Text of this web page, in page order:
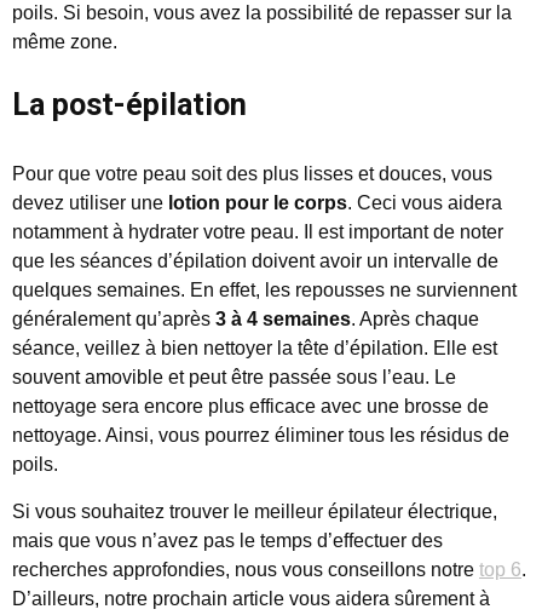
poils. Si besoin, vous avez la possibilité de repasser sur la
même zone.
La post-épilation
Pour que votre peau soit des plus lisses et douces, vous
devez utiliser une lotion pour le corps. Ceci vous aidera
notamment à hydrater votre peau. Il est important de noter
que les séances d’épilation doivent avoir un intervalle de
quelques semaines. En effet, les repousses ne surviennent
généralement qu’après 3 à 4 semaines. Après chaque
séance, veillez à bien nettoyer la tête d’épilation. Elle est
souvent amovible et peut être passée sous l’eau. Le
nettoyage sera encore plus efficace avec une brosse de
nettoyage. Ainsi, vous pourrez éliminer tous les résidus de
poils.
Si vous souhaitez trouver le meilleur épilateur électrique,
mais que vous n’avez pas le temps d’effectuer des
recherches approfondies, nous vous conseillons notre top 6.
D’ailleurs, notre prochain article vous aidera sûrement à